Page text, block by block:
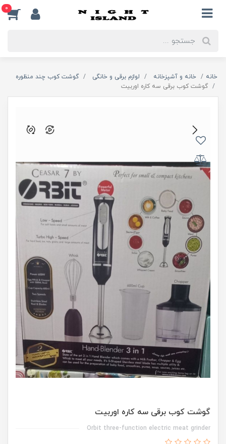
0
خانه خانه و آشپزخانه لوازم برقی و خانگی
گوشت کوب چند منظوره
گوشت کوب برقی سه کاره اوربیت
گوشت کوب برقی سه کاره اوربیت
Orbit three-function electric meat grinder